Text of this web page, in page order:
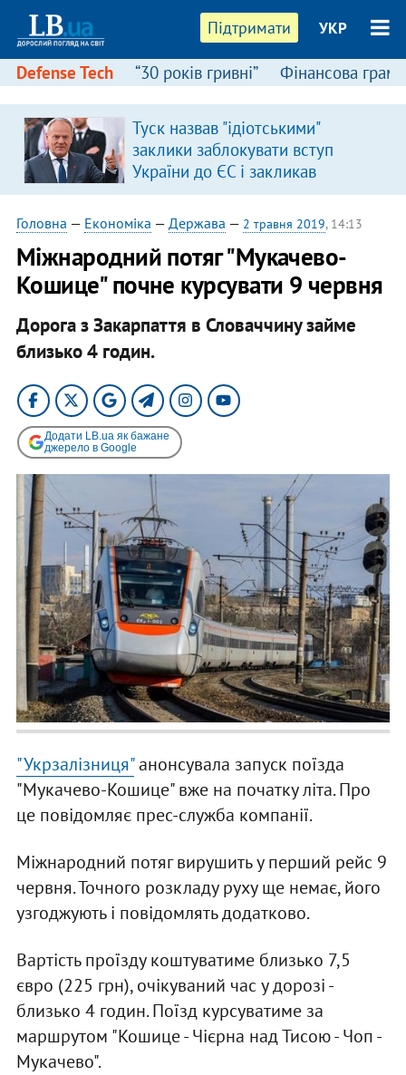
Підтримати УКР
Defense Tech “30 років гривні” Фінансова
Туск назвав "ідіотськими"
заклики заблокувати вступ
України до ЄС і закликав
припинити антиукраїнську
риторику
Головна — Економіка — Держава — 2 травня 2019, 14:13
Міжнародний потяг "Мукачево-
Кошице" почне курсувати 9 червня
Дорога з Закарпаття в Словаччину займе
близько 4 годин.
Додати LB.ua як бажане
джерело в Google
"Укрзалізниця"анонсувала запуск поїзда
"Мукачево-Кошице" вже на початку літа. Про
це повідомляє прес-служба компанії.
Міжнародний потяг вирушить у перший рейс 9
червня. Точного розкладу руху ще немає, його
узгоджують і повідомлять додатково.
Вартість проїзду коштуватиме близько 7,5
євро (225 грн), очікуваний час у дорозі -
близько 4 годин. Поїзд курсуватиме за
маршрутом "Кошице - Чієрна над Тисою - Чоп -
Мукачево".